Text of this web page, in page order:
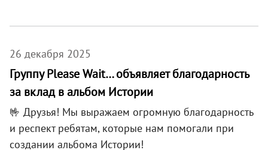
26 декабря 2025
Группу Please Wait… объявляет благодарность
за вклад в альбом Истории
🤟 Друзья! Мы выражаем огромную благодарность
и респект ребятам, которые нам помогали при
создании альбома Истории!